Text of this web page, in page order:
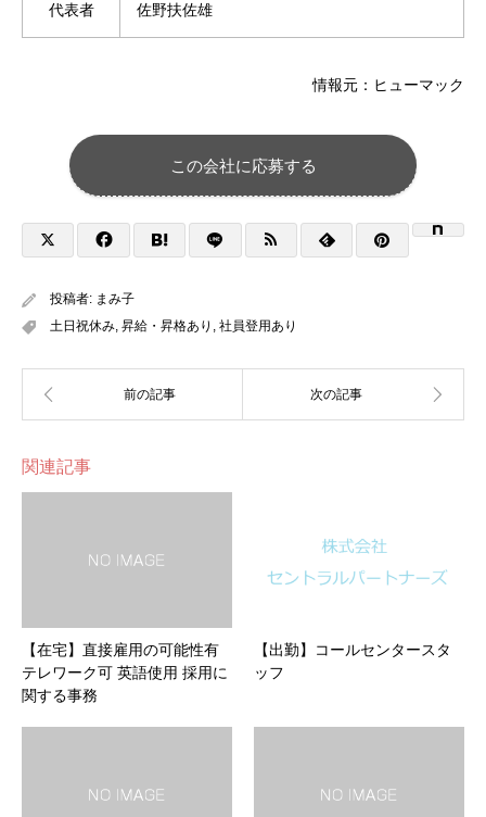
代表者 佐野扶佐雄
情報元：ヒューマック
この会社に応募する
投稿者: まみ子
土日祝休み, 昇給・昇格あり , 社員登用あり
関連記事
【在宅】直接雇用の可能性有
テレワーク可 英語使用 採用に
関する事務
【出勤】コールセンタースタ
ッフ